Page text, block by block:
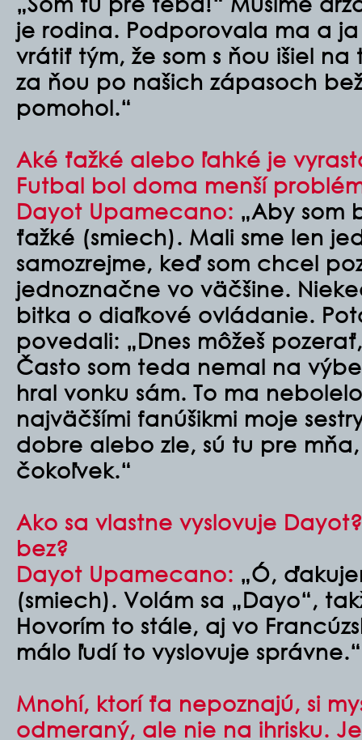
je rodina. Podporovala ma a ja
vrátiť tým, že som s ňou išiel na
za ňou po našich zápasoch
pomohol.“
Aké ťažké alebo ľahké je
Futbal bol doma menší
Dayot Upamecano: „Aby som
ťažké (smiech). Mali sme len
samozrejme, keď som chcel
jednoznačne vo väčšine.
bitka o diaľkové ovládanie.
povedali: „Dnes môžeš
Často som teda nemal na
hral vonku sám. To ma
najväčšími fanúšikmi moje
dobre alebo zle, sú tu pre
čokoľvek.“
Ako sa vlastne vyslovuje
bez?
Dayot Upamecano: „Ó,
(smiech). Volám sa „Dayo“,
Hovorím to stále, aj vo
málo ľudí to vyslovuje správne.“
Mnohí, ktorí ťa nepoznajú, si
odmeraný, ale nie na ihrisku.